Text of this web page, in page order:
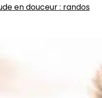
en douceur : randos